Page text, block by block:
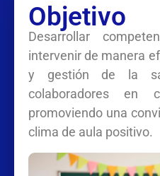
Objetivo
Desarrollar
intervenir de manera
y gestión de la
colaboradores en
promoviendo una
clima de aula positivo.